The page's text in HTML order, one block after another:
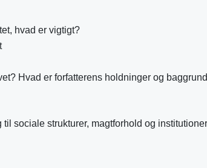
hvad er vigtigt?
Hvad er forfatterens holdninger og
sociale strukturer, magtforhold og